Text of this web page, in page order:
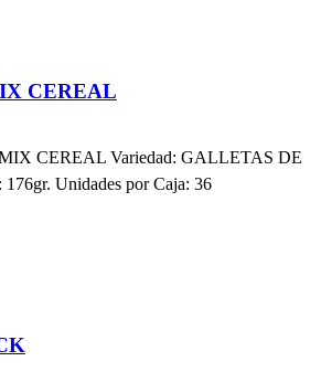
CEREAL
CEREAL Variedad: GALLETAS DE
Unidades por Caja: 36